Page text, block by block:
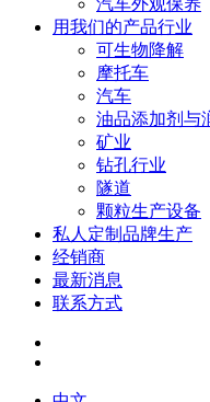
汽车外观保养
用我们的产品行业
可生物降解
摩托车
汽车
油品添加剂与
矿业
钻孔行业
隧道
颗粒生产设备
私人定制品牌生产
经销商
最新消息
联系方式